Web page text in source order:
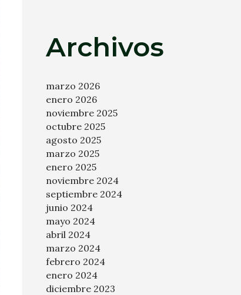
Archivos
marzo 2026
enero 2026
noviembre 2025
octubre 2025
agosto 2025
marzo 2025
enero 2025
noviembre 2024
septiembre 2024
junio 2024
mayo 2024
abril 2024
marzo 2024
febrero 2024
enero 2024
diciembre 2023